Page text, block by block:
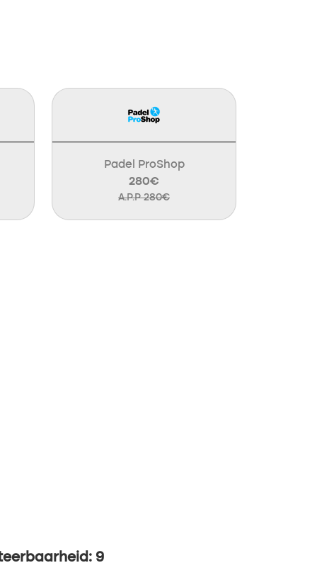
Padel ProShop
280€
A.P.P 280€
9